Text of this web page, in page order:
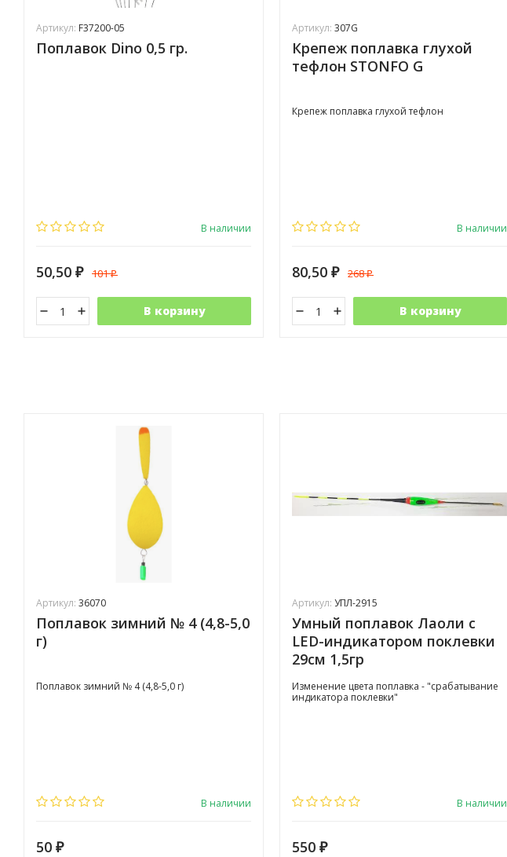
Артикул: F37200-05
Поплавок Dino 0,5 гр.
В наличии
50,50 ₽ 101₽
В корзину
Артикул: 307G
Крепеж поплавка глухой
тефлон STONFO G
Крепеж поплавка глухой тефлон
В наличии
80,50 ₽ 268₽
В корзину
Артикул: 36070
Поплавок зимний № 4 (4,8-5,0
г)
Поплавок зимний № 4 (4,8-5,0 г)
В наличии
50 ₽
Артикул: УПЛ-2915
Умный поплавок Лаоли с
LED-индикатором поклевки
29см 1,5гр
Изменение цвета поплавка - "срабатывание
индикатора поклевки"
В наличии
550 ₽